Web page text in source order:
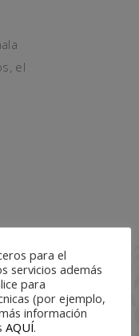
el
para el
servicios además
para
(por ejemplo,
información
AQUÍ.